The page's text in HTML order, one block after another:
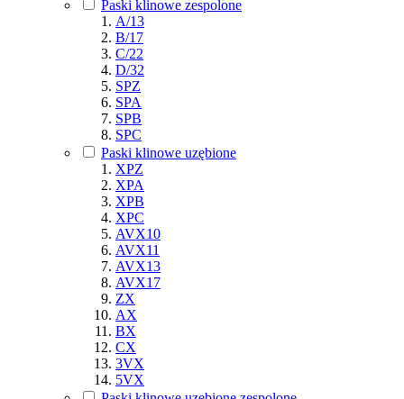
Paski klinowe zespolone
A/13
B/17
C/22
D/32
SPZ
SPA
SPB
SPC
Paski klinowe uzębione
XPZ
XPA
XPB
XPC
AVX10
AVX11
AVX13
AVX17
ZX
AX
BX
CX
3VX
5VX